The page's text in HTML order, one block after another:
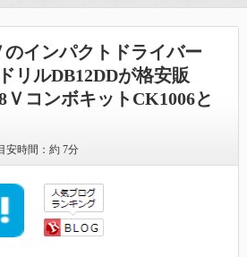
インパクトドライバー
リルDB12DDが格安販
ＶコンボキットCK1006と
安時間：約 7分